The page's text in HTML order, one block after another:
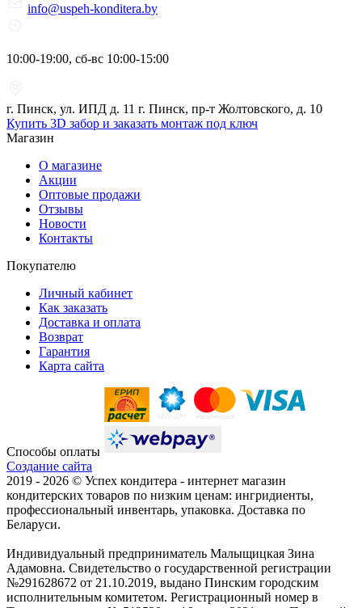
info@uspeh-konditera.by
10:00-19:00, сб-вс 10:00-15:00
г. Пинск, ул. ИПД д. 11 г. Пинск, пр-т Жолтовского, д. 10
Купить 3D забор и заказать монтаж под ключ
Магазин
О магазине
Акции
Оптовые продажи
Отзывы
Новости
Контакты
Покупателю
Личный кабинет
Как заказать
Доставка и оплата
Возврат
Гарантия
Карта сайта
Способы оплаты
Создание сайта
2019 - 2026 © Успех кондитера - интернет магазин
кондитерских товаров по низким ценам: ингридиенты,
профессиональный инвентарь, упаковка. Доставка по
Беларуси.
Индивидуальный предприниматель Малыщицкая Зина
Адамовна. Свидетельство о государственной регистрации
№291628672 от 21.10.2019, выдано Пинским городским
исполнительным комитетом. Регистрационный номер в